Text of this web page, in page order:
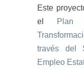
Este
el
Plan
través del
Empleo